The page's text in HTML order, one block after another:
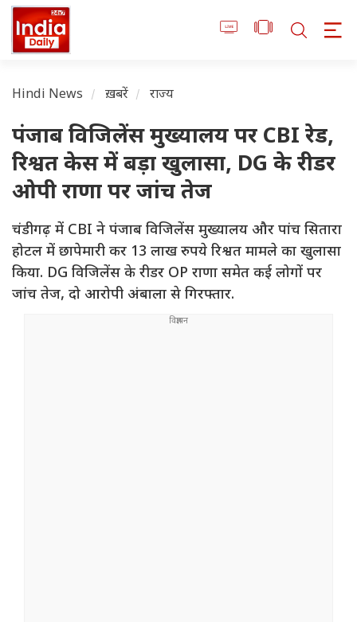
Hindi News ख़बरें राज्य
पंजाब विजिलेंस मुख्यालय पर CBI रेड,
रिश्वत केस में बड़ा खुलासा, DG के रीडर
ओपी राणा पर जांच तेज
चंडीगढ़ में CBI ने पंजाब विजिलेंस मुख्यालय और पांच सितारा
होटल में छापेमारी कर 13 लाख रुपये रिश्वत मामले का खुलासा
किया. DG विजिलेंस के रीडर OP राणा समेत कई लोगों पर
जांच तेज, दो आरोपी अंबाला से गिरफ्तार.